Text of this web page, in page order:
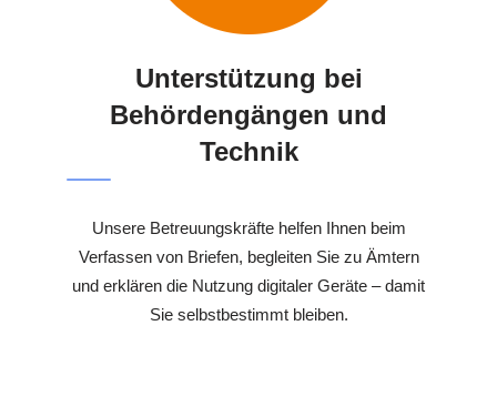
Unterstützung bei
Behördengängen und
Technik
Unsere Betreuungskräfte helfen Ihnen beim
Verfassen von Briefen, begleiten Sie zu Ämtern
und erklären die Nutzung digitaler Geräte – damit
Sie selbstbestimmt bleiben.